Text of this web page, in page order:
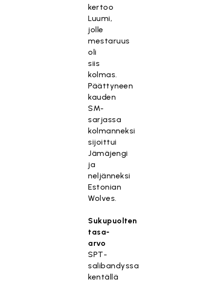
kertoo
Luumi,
jolle
mestaruus
oli
siis
kolmas.
Päättyneen
kauden
SM-
sarjassa
kolmanneksi
sijoittui
Jämäjengi
ja
neljänneksi
Estonian
Wolves.
Sukupuolten
tasa-
arvo
SPT-
salibandyssa
kentällä